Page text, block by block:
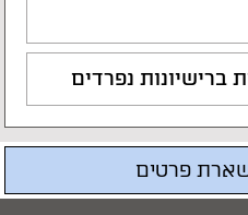
ברישיונות נפרדים
פרטים